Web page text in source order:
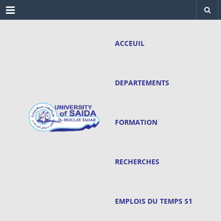
Menu
ACCEUIL
DEPARTEMENTS
FORMATION
RECHERCHES
EMPLOIS DU TEMPS S1